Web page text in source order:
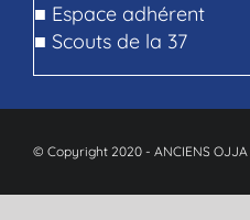
■ Espace adhérent
■ Scouts de la 37
© Copyright 2020 - ANCIENS